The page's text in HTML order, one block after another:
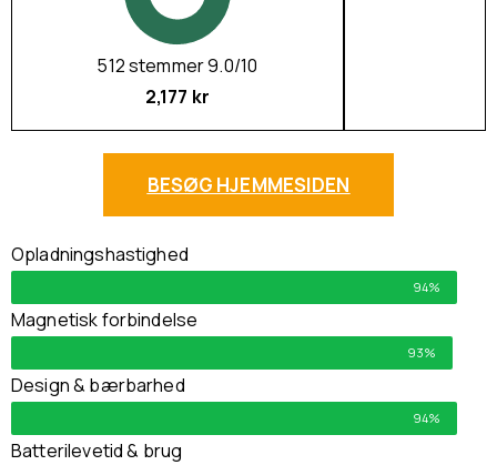
512 stemmer 9.0/10
2,177 kr
BESØG HJEMMESIDEN
Opladningshastighed
94%
Magnetisk forbindelse
93%
Design & bærbarhed
94%
Batterilevetid & brug